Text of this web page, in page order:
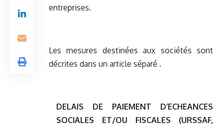
entreprises.
Les mesures destinées aux sociétés sont
décrites dans un article séparé .
DELAIS DE PAIEMENT D’ECHEANCES
SOCIALES ET/OU FISCALES (URSSAF,